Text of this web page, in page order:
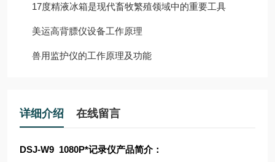
17度精液冰箱是现代畜牧繁殖领域中的重要工具
美运高背膘仪设备工作原理
兽用监护仪的工作原理及功能
详细介绍 在线留言
DSJ-W9 1080P*记录仪产品简介：